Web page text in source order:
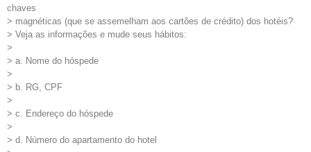
chaves
> magnéticas (que se assemelham aos cartões de crédito) dos hotéis?
> Veja as informações e mude seus hábitos:
>
> a. Nome do hóspede
>
> b. RG, CPF
>
> c. Endereço do hóspede
>
> d. Número do apartamento do hotel